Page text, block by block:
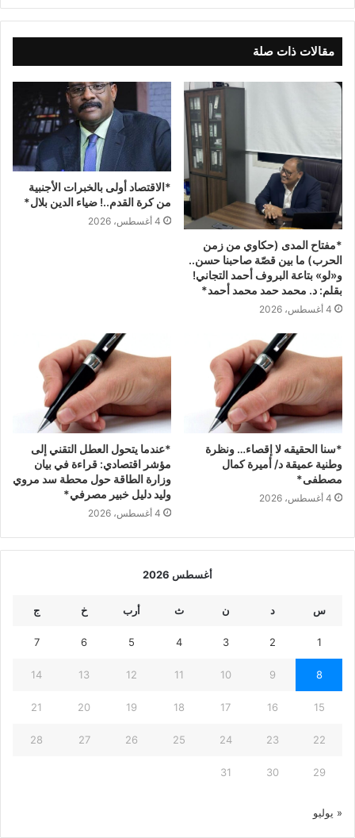
مقالات ذات صلة
*مفتاح المدى (حكاوي من زمن
الحرب) ما بين قصّة صاحبنا حسن..
و«لو» بتاعة البروف أحمد التجاني!
بقلم: د. محمد حمد محمد أحمد*
4 أغسطس، 2026
*الاقتصاد أولى بالخبرات الأجنبية
من كرة القدم..! ضياء الدين بلال*
4 أغسطس، 2026
*سنا الحقيقه لا إقصاء… ونظرة
وطنية عميقة د/ أميرة كمال
مصطفى*
4 أغسطس، 2026
*عندما يتحول العطل التقني إلى
مؤشر اقتصادي: قراءة في بيان
وزارة الطاقة حول محطة سد مروي
وليد دليل خبير مصرفي*
4 أغسطس، 2026
أغسطس 2026
س د ن ث أرب خ ج
1
2
3
4
5
6
7
8
9
10
11
12
13
14
15
16
17
18
19
20
21
22
23
24
25
26
27
28
29
30
31
« يوليو